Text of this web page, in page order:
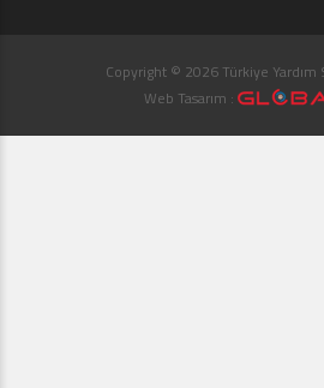
Copyright © 2026 Türkiye
Web Tasarım :